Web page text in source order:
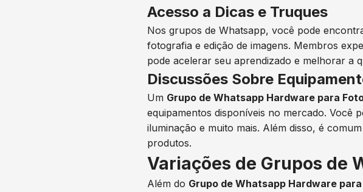
Acesso a Dicas e Truques
Nos grupos de Whatsapp, você pode
fotografia e edição de imagens. Membros
pode acelerar seu aprendizado e melhorar a
Discussões Sobre
Um Grupo de Whatsapp Hardware para
equipamentos disponíveis no mercado. Você
iluminação e muito mais. Além disso, é
produtos.
Variações de Grupos de
Além do Grupo de Whatsapp Hardware